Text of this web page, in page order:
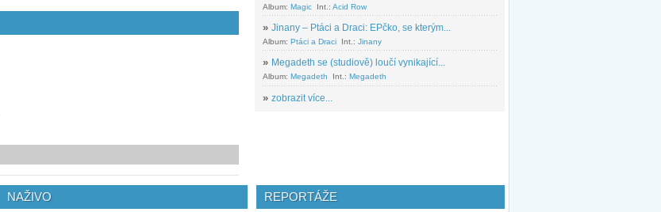
Album: Magic Int.: Acid Row
» Jinany – Ptáci a Draci: EPčko, se kterým...
Album: Ptáci a Draci Int.: Jinany
» Megadeth se (studiově) loučí vynikající...
Album: Megadeth Int.: Megadeth
» zobrazit více...
NAŽIVO REPORTÁŽE